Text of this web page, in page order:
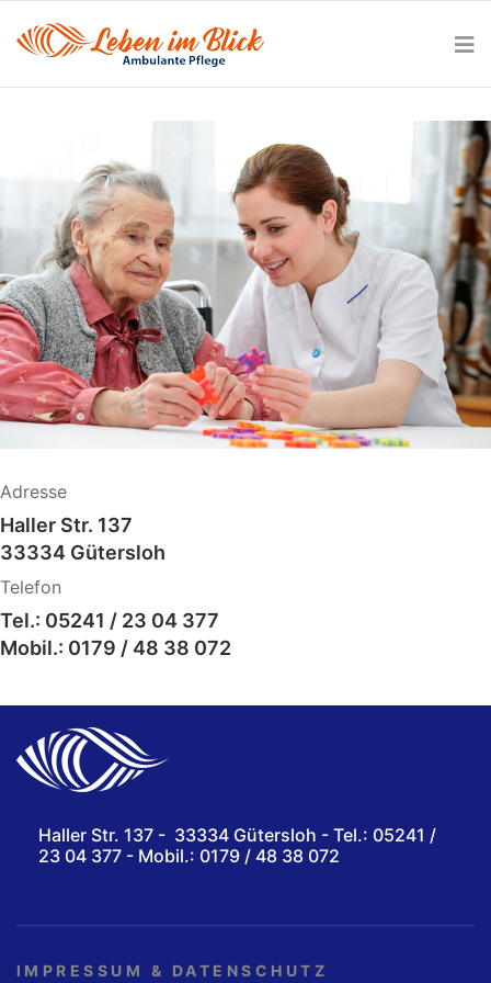
Adresse
Haller Str. 137
33334 Gütersloh
Telefon
Tel.: 05241 / 23 04 377
Mobil.: 0179 / 48 38 072
Haller Str. 137 - 33334 Gütersloh - Tel.: 05241 /
23 04 377 - Mobil.: 0179 / 48 38 072
IMPRESSUM & DATENSCHUTZ